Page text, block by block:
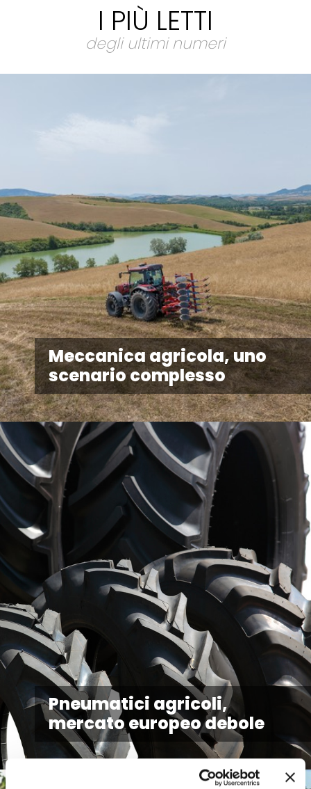
I PIÙ LETTI
degli ultimi numeri
Meccanica agricola, uno
scenario complesso
Pneumatici agricoli,
mercato europeo debole